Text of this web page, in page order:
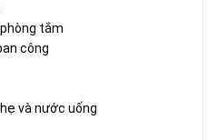
tắm
công
và nước uống